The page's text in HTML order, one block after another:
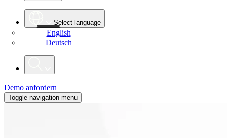
Select language
English
Deutsch
Demo anfordern
Toggle navigation menu